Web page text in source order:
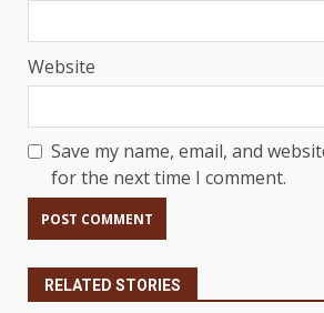
Website
Save my name, email, and
for the next time I comment.
RELATED STORIES